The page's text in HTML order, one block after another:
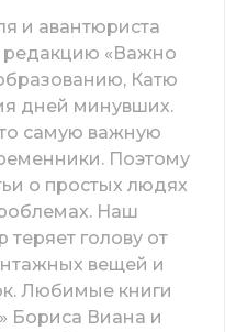
и авантюриста
редакцию «Важно
Катю
дней минувших.
самую важную
Поэтому
о простых людях
Наш
голову от
вещей и
Любимые книги
Бориса Виана и